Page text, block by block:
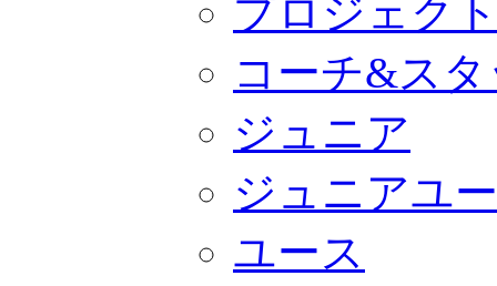
プロジェク
コーチ&ス
ジュニア
ジュニアユ
ユース